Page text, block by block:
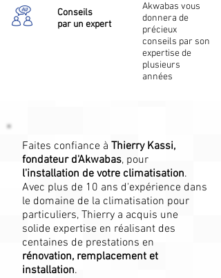
Conseils
par un expert
Akwabas vous
donnera de
précieux
conseils par son
expertise de
plusieurs
années
Faites confiance à Thierry Kassi,
fondateur d'Akwabas, pour
l'installation de votre climatisation.
Avec plus de 10 ans d'expérience dans
le domaine de la climatisation pour
particuliers, Thierry a acquis une
solide expertise en réalisant des
centaines de prestations en
rénovation, remplacement et
installation.